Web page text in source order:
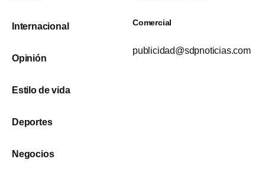
Internacional
Opinión
Estilo de vida
Deportes
Negocios
Comercial
publicidad@sdpnoticias.com